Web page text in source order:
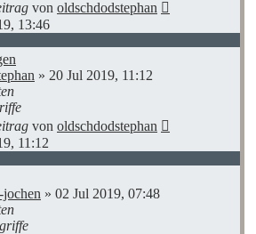
von oldschdodstephan
13:46
» 20 Jul 2019, 11:12
von oldschdodstephan
11:12
» 02 Jul 2019, 07:48